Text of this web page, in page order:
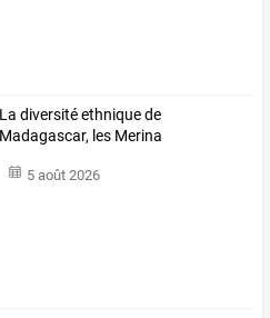
La diversité ethnique de
Madagascar, les Merina
5 août 2026